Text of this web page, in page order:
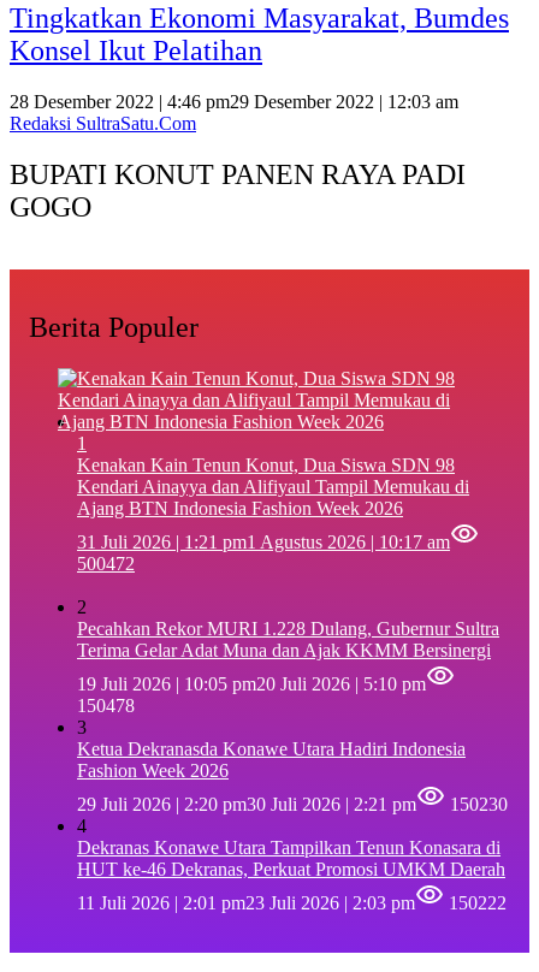
Tingkatkan Ekonomi Masyarakat, Bumdes
Konsel Ikut Pelatihan
28 Desember 2022 | 4:46 pm29 Desember 2022 | 12:03 am
Redaksi SultraSatu.Com
BUPATI KONUT PANEN RAYA PADI
GOGO
Berita Populer
1
‎Kenakan Kain Tenun Konut, Dua Siswa SDN 98
Kendari Ainayya dan Alifiyaul Tampil Memukau di
Ajang BTN Indonesia Fashion Week 2026
31 Juli 2026 | 1:21 pm1 Agustus 2026 | 10:17 am
500472
2
Pecahkan Rekor MURI 1.228 Dulang, Gubernur Sultra
Terima Gelar Adat Muna dan Ajak KKMM Bersinergi
19 Juli 2026 | 10:05 pm20 Juli 2026 | 5:10 pm
150478
3
Ketua Dekranasda Konawe Utara Hadiri Indonesia
Fashion Week 2026
29 Juli 2026 | 2:20 pm30 Juli 2026 | 2:21 pm
150230
4
Dekranas Konawe Utara Tampilkan Tenun Konasara di
HUT ke-46 Dekranas, Perkuat Promosi UMKM Daerah
11 Juli 2026 | 2:01 pm23 Juli 2026 | 2:03 pm 150222